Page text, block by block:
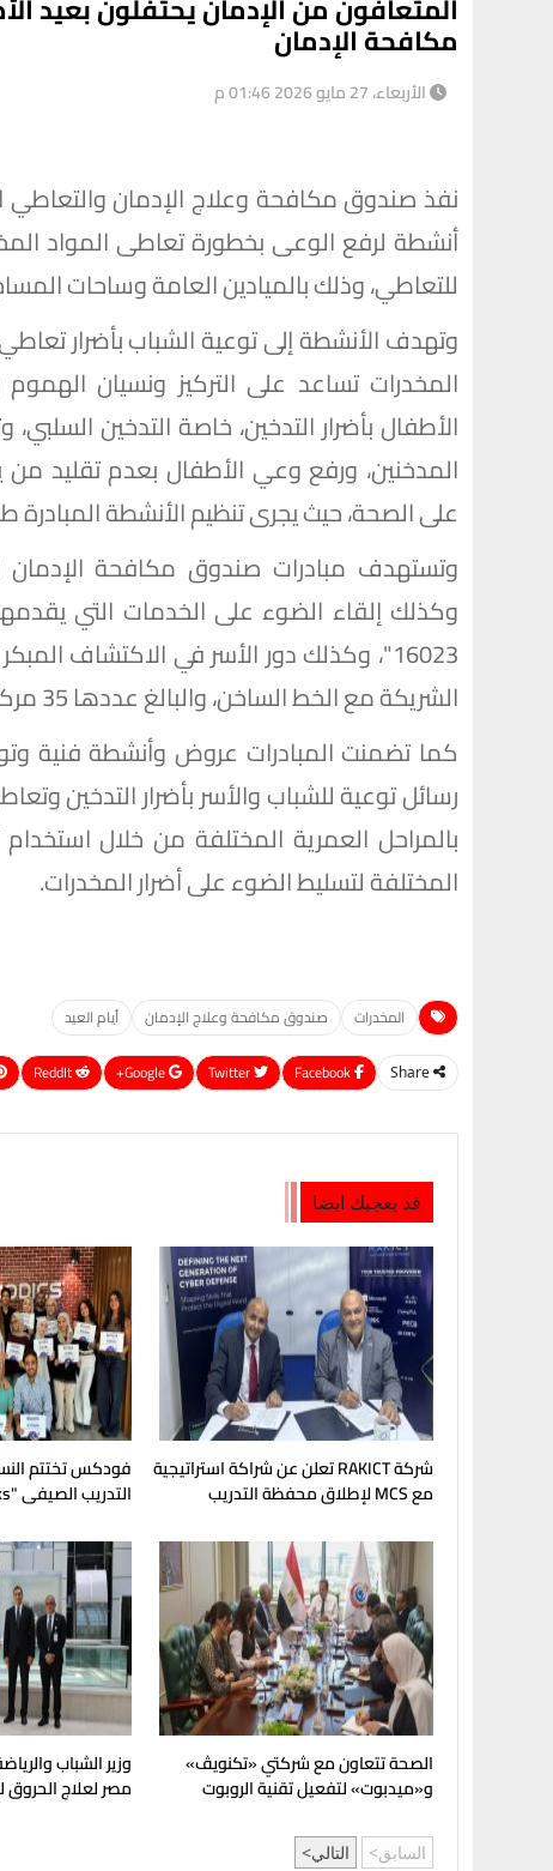
مكافحة الإدمان
الأربعاء، 27 مايو 2026 01:46 م
أنشطة لرفع الوعى بخطورة تعاطى المواد
للتعاطي، وذلك بالميادين العامة وساحات
وتهدف الأنشطة إلى توعية الشباب بأضرار
المخدرات تساعد على التركيز ونسيان
الأطفال بأضرار التدخين، خاصة التدخين
المدخنين، ورفع وعي الأطفال بعدم تقليد
على الصحة، حيث يجرى تنظيم الأنشطة المبادرة
وتستهدف مبادرات صندوق مكافحة الإدمان
وكذلك إلقاء الضوء على الخدمات التي
16023"، وكذلك دور الأسر في الاكتشاف
الشريكة مع الخط الساخن، والبالغ عددها 35 مركزا علاجيا فى 20 محافظة حتى الآن .
كما تضمنت المبادرات عروض وأنشطة فنية
رسائل توعية للشباب والأسر بأضرار التدخين
بالمراحل العمرية المختلفة من خلال
المختلفة لتسليط الضوء على أضرار المخدرات.
المخدرات صندوق مكافحة وعلاج الإدمان أيام العيد
Share
Google+
ReddIt
قد يعجبك ايضا
شركة RAKICT تعلن عن شراكة استراتيجية
مع MCS لإطلاق محفظة التدريب
فودكس تختتم
التدريب الصيفى "Foodics Folks"
الصحة تتعاون مع شركتي «تكنويڤ»
و«ميدبوت» لتفعيل تقنية الروبوت
وزير الشباب
مصر لعلاج الحروق
السابق التالي